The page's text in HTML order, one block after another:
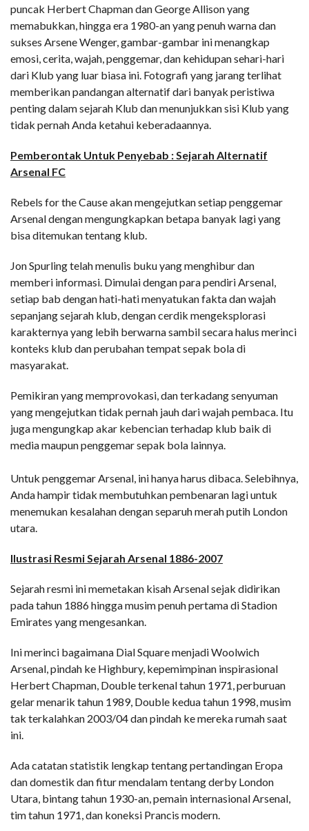
puncak Herbert Chapman dan George Allison yang
memabukkan, hingga era 1980-an yang penuh warna dan
sukses Arsene Wenger, gambar-gambar ini menangkap
emosi, cerita, wajah, penggemar, dan kehidupan sehari-hari
dari Klub yang luar biasa ini. Fotografi yang jarang terlihat
memberikan pandangan alternatif dari banyak peristiwa
penting dalam sejarah Klub dan menunjukkan sisi Klub yang
tidak pernah Anda ketahui keberadaannya.
Pemberontak Untuk Penyebab : Sejarah Alternatif
Arsenal FC
Rebels for the Cause akan mengejutkan setiap penggemar
Arsenal dengan mengungkapkan betapa banyak lagi yang
bisa ditemukan tentang klub.
Jon Spurling telah menulis buku yang menghibur dan
memberi informasi. Dimulai dengan para pendiri Arsenal,
setiap bab dengan hati-hati menyatukan fakta dan wajah
sepanjang sejarah klub, dengan cerdik mengeksplorasi
karakternya yang lebih berwarna sambil secara halus merinci
konteks klub dan perubahan tempat sepak bola di
masyarakat.
Pemikiran yang memprovokasi, dan terkadang senyuman
yang mengejutkan tidak pernah jauh dari wajah pembaca. Itu
juga mengungkap akar kebencian terhadap klub baik di
media maupun penggemar sepak bola lainnya.
Untuk penggemar Arsenal, ini hanya harus dibaca. Selebihnya,
Anda hampir tidak membutuhkan pembenaran lagi untuk
menemukan kesalahan dengan separuh merah putih London
utara.
Ilustrasi Resmi Sejarah Arsenal 1886-2007
Sejarah resmi ini memetakan kisah Arsenal sejak didirikan
pada tahun 1886 hingga musim penuh pertama di Stadion
Emirates yang mengesankan.
Ini merinci bagaimana Dial Square menjadi Woolwich
Arsenal, pindah ke Highbury, kepemimpinan inspirasional
Herbert Chapman, Double terkenal tahun 1971, perburuan
gelar menarik tahun 1989, Double kedua tahun 1998, musim
tak terkalahkan 2003/04 dan pindah ke mereka rumah saat
ini.
Ada catatan statistik lengkap tentang pertandingan Eropa
dan domestik dan fitur mendalam tentang derby London
Utara, bintang tahun 1930-an, pemain internasional Arsenal,
tim tahun 1971, dan koneksi Prancis modern.